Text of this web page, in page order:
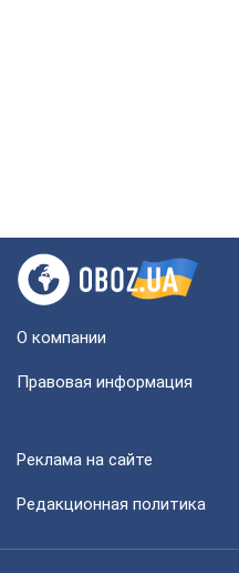
О компании
Правовая информация
Реклама на сайте
Редакционная политика